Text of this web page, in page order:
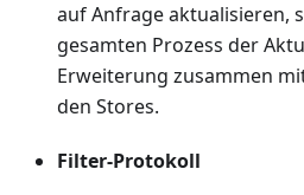
auf Anfrage aktualisieren,
gesamten Prozess der
Erweiterung zusammen
den Stores.
Filter-Protokoll